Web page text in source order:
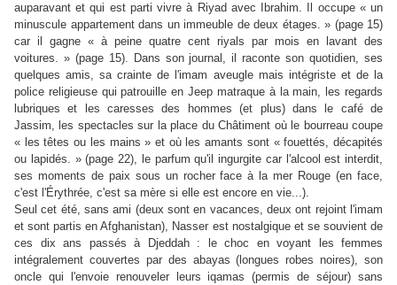
auparavant et qui est parti vivre à Riyad avec Ibrahim. Il occupe « un
minuscule appartement dans un immeuble de deux étages. » (page 15)
car il gagne « à peine quatre cent riyals par mois en lavant des
voitures. » (page 15). Dans son journal, il raconte son quotidien, ses
quelques amis, sa crainte de l'imam aveugle mais intégriste et de la
police religieuse qui patrouille en Jeep matraque à la main, les regards
lubriques et les caresses des hommes (et plus) dans le café de
Jassim, les spectacles sur la place du Châtiment où le bourreau coupe
« les têtes ou les mains » et où les amants sont « fouettés, décapités
ou lapidés. » (page 22), le parfum qu'il ingurgite car l'alcool est interdit,
ses moments de paix sous un rocher face à la mer Rouge (en face,
c'est l'Érythrée, c'est sa mère si elle est encore en vie...).
Seul cet été, sans ami (deux sont en vacances, deux ont rejoint l'imam
et sont partis en Afghanistan), Nasser est nostalgique et se souvient de
ces dix ans passés à Djeddah : le choc en voyant les femmes
intégralement couvertes par des abayas (longues robes noires), son
oncle qui l'envoie renouveler leurs iqamas (permis de séjour) sans